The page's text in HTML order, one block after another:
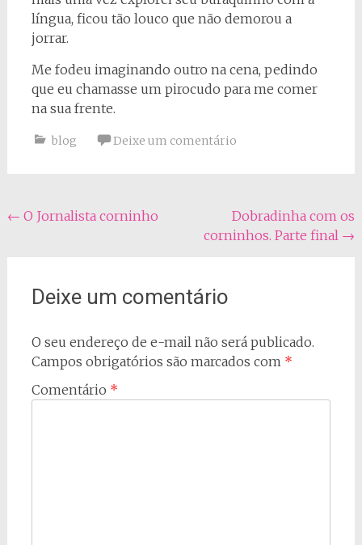
língua, ficou tão louco que não demorou a
jorrar.
Me fodeu imaginando outro na cena, pedindo
que eu chamasse um pirocudo para me comer
na sua frente.
blog Deixe um comentário
Navegação
← O Jornalista corninho
Dobradinha com os
corninhos. Parte final →
Deixe um comentário
O seu endereço de e-mail não será publicado.
Campos obrigatórios são marcados com *
Comentário *